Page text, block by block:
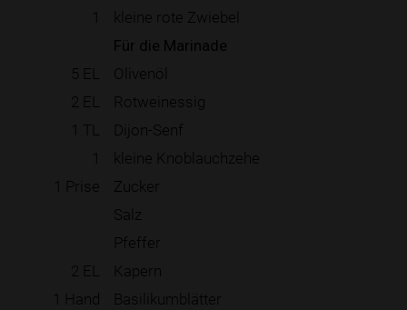
1
kleine rote Zwiebel
Für die Marinade
5 EL
Olivenöl
2 EL
Rotweinessig
1 TL
Dijon-Senf
1
kleine Knoblauchzehe
1 Prise
Zucker
Salz
Pfeffer
2 EL
Kapern
1 Hand Basilikumblätter